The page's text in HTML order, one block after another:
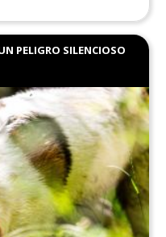
PELIGRO SILENCIOSO